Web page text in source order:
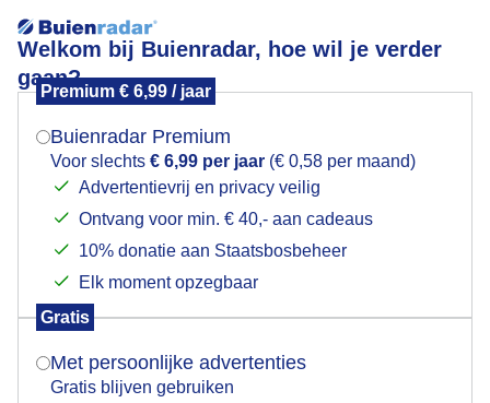
Welkom bij Buienradar, hoe wil je verder
gaan?
Premium € 6,99 / jaar
Buienradar Premium
Voor slechts € 6,99 per jaar (€ 0,58 per maand)
Advertentievrij en privacy veilig
Ontvang voor min. € 40,- aan cadeaus
10% donatie aan Staatsbosbeheer
Elk moment opzegbaar
Gratis
Met persoonlijke advertenties
Gratis blijven gebruiken
MIST STOLP BUITENGEBIED WOGNUM NH 8
FEBRUARI
Mogen we je locatie gebruiken voor het
Indien je hier nog geen akkoord op hebt gegeven,
verschijnt er zo een pop-up uit je browser waarin
Is goed, toon de popup